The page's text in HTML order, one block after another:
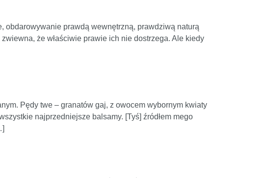
obdarowywanie prawdą wewnętrzną, prawdziwą naturą
że właściwie prawie ich nie dostrzega. Ale kiedy
Pędy twe – granatów gaj, z owocem wybornym kwiaty
najprzedniejsze balsamy. [Tyś] źródłem mego